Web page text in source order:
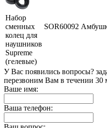
Набор
сменных
колец для
наушников
Supreme
(гелевые)
SOR60092
У Вас появились вопросы?
перезвоним Вам в течении 30
Ваше имя:
Ваша телефон: